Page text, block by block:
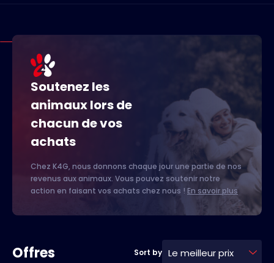
Soutenez les
animaux lors de
chacun de vos
achats
Chez K4G, nous donnons chaque jour une partie de nos
revenus aux animaux. Vous pouvez soutenir notre
action en faisant vos achats chez nous ! En savoir plus
Offres Sort by Le meilleur prix